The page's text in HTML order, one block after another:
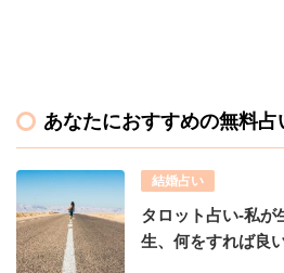
あなたにおすすめの無料占
結婚占い
タロット占い-私が
生、何をすれば良